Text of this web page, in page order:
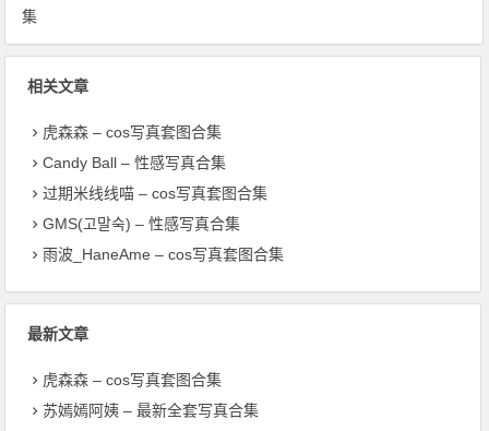
集
相关文章
虎森森 – cos写真套图合集
Candy Ball – 性感写真合集
过期米线线喵 – cos写真套图合集
GMS(고말숙) – 性感写真合集
雨波_HaneAme – cos写真套图合集
最新文章
虎森森 – cos写真套图合集
苏嫣嫣阿姨 – 最新全套写真合集